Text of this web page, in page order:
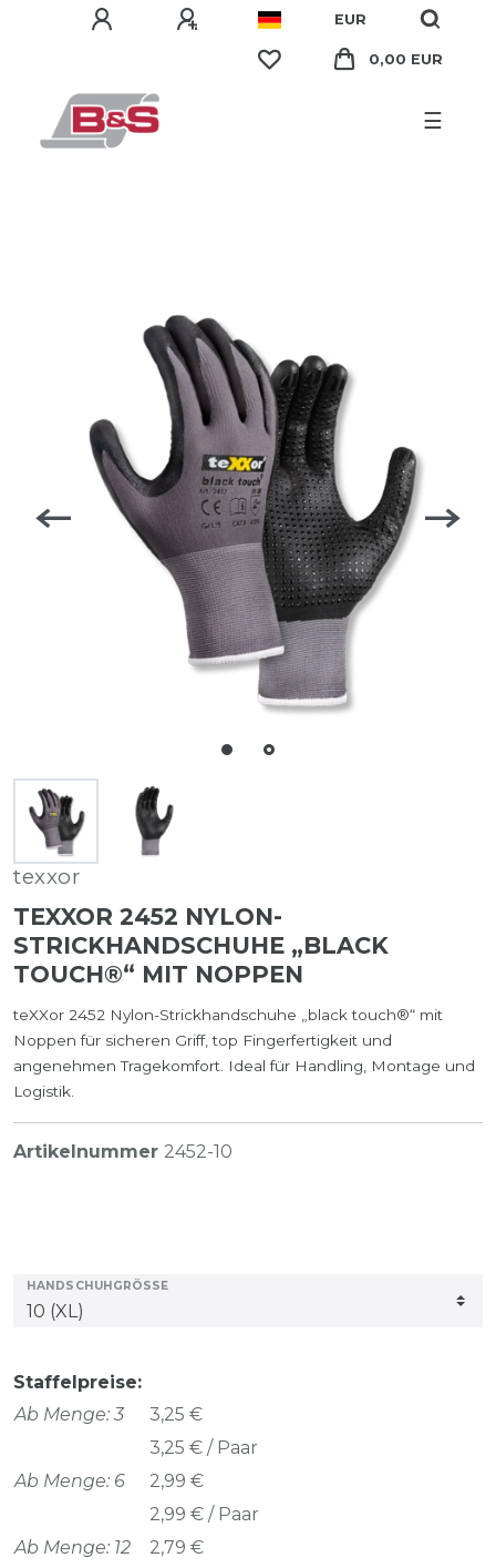
EUR
0,00 EUR
☰
texxor
TEXXOR 2452 NYLON-
STRICKHANDSCHUHE „BLACK
TOUCH®“ MIT NOPPEN
teXXor 2452 Nylon-Strickhandschuhe „black touch®“ mit
Noppen für sicheren Griff, top Fingerfertigkeit und
angenehmen Tragekomfort. Ideal für Handling, Montage und
Logistik.
Artikelnummer 2452-10
HANDSCHUHGRÖSSE
Staffelpreise:
Ab Menge: 3
3,25 €
3,25 € / Paar
Ab Menge: 6
2,99 €
2,99 € / Paar
Ab Menge: 12
2,79 €